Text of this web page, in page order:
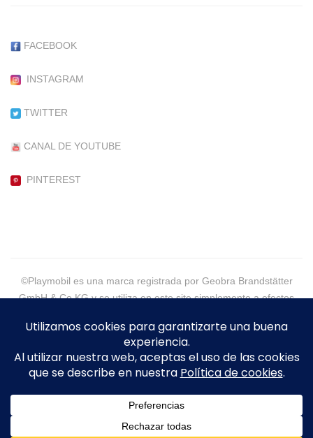
FACEBOOK
INSTAGRAM
TWITTER
CANAL DE YOUTUBE
PINTEREST
©Playmobil es una marca registrada por Geobra Brandstätter
GmbH & Co KG y se utiliza en este site simplemente a efectos
©2021 - PlaymoGeneration, More than Customs - Eva Alpera -
Todos los Derechos Reservados
Legal|Política de Cookies|Política de Privacidad